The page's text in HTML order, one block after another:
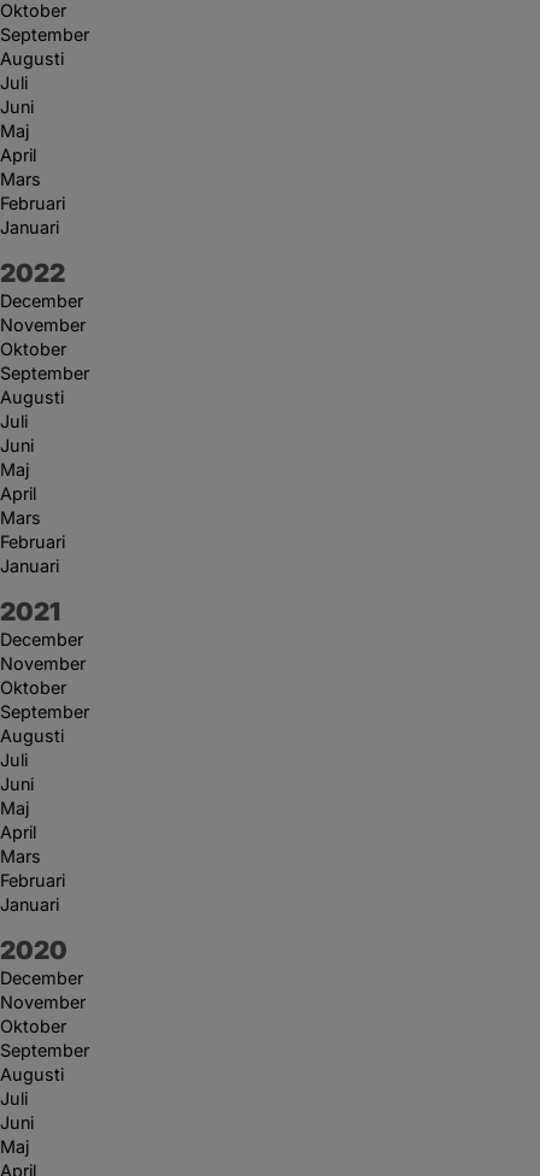
Oktober
September
Augusti
Juli
Juni
Maj
April
Mars
Februari
Januari
År:
2022
December
November
Oktober
September
Augusti
Juli
Juni
Maj
April
Mars
Februari
Januari
År:
2021
December
November
Oktober
September
Augusti
Juli
Juni
Maj
April
Mars
Februari
Januari
År:
2020
December
November
Oktober
September
Augusti
Juli
Juni
Maj
April